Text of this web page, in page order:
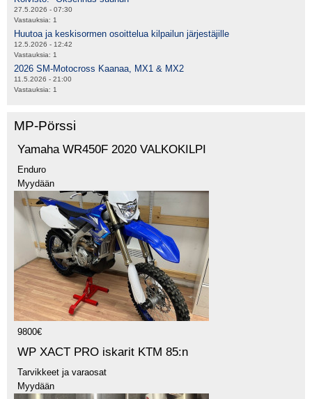
27.5.2026 - 07:30
Vastauksia: 1
Huutoa ja keskisormen osoittelua kilpailun järjestäjille
12.5.2026 - 12:42
Vastauksia: 1
2026 SM-Motocross Kaanaa, MX1 & MX2
11.5.2026 - 21:00
Vastauksia: 1
MP-Pörssi
Yamaha WR450F 2020 VALKOKILPI
Enduro
Myydään
9800€
WP XACT PRO iskarit KTM 85:n
Tarvikkeet ja varaosat
Myydään